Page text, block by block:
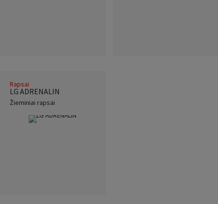
Rapsai
LG ADRENALIN
Žieminiai rapsai